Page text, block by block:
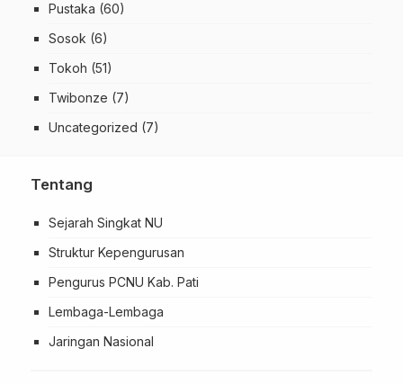
Pustaka (60)
Sosok (6)
Tokoh (51)
Twibonze (7)
Uncategorized (7)
Tentang
Sejarah Singkat NU
Struktur Kepengurusan
Pengurus PCNU Kab. Pati
Lembaga-Lembaga
Jaringan Nasional